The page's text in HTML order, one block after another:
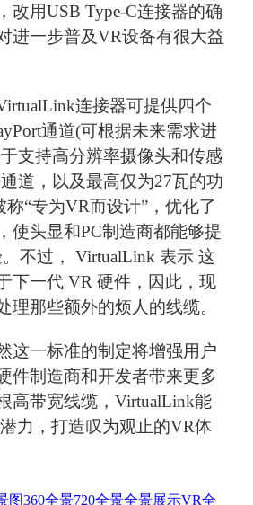
改用USB Type-C连接器的确
进一步普及VR设备有很大益
连接器可提供四个
通道(可根据未来需求进
支持高分辨率摄像头和传感
道，以及最高仅为27瓦的功
“专为VR而设计”，优化了
使头显和PC制造商都能够提
不过， VirtualLink 表示 这
下一代 VR 硬件，因此，现
理那些额外的烦人的线缆。
一标准的制定将增强用户
件制造商和开发者带来更多
高带宽线缆，VirtualLink能
力，打造叹为观止的VR体
图360全景720全景全景展示VR全